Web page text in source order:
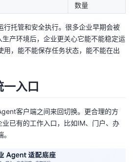
数量
行托管和安全执行。很多企业早期会被
产环境后，企业更关心它能不能稳定运
用，能不能保存任务状态，能不能在出
一入口
客户端之间来回切换。更合理的方
已有的工作入口，比如IM、门户、办